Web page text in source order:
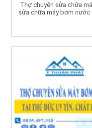
Thợ chuyên sửa chữa
sửa chữa máy bơm nước